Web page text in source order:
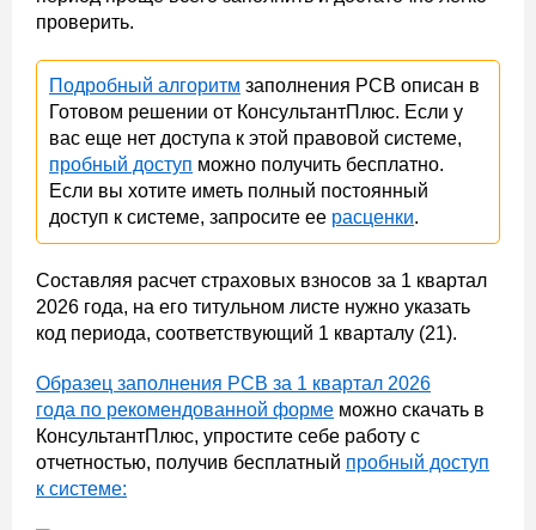
проверить.
Подробный алгоритм заполнения РСВ описан в
Готовом решении от КонсультантПлюс. Если у
вас еще нет доступа к этой правовой системе,
пробный доступ можно получить бесплатно.
Если вы хотите иметь полный постоянный
доступ к системе, запросите ее расценки.
Составляя расчет страховых взносов за 1 квартал
2026 года, на его титульном листе нужно указать
код периода, соответствующий 1 кварталу (21).
Образец заполнения РСВ за 1 квартал 2026
года по рекомендованной форме можно скачать в
КонсультантПлюс, упростите себе работу с
отчетностью, получив бесплатный пробный доступ
к системе: